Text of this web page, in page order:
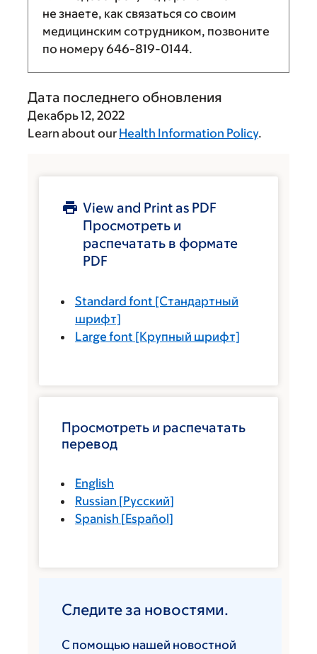
не знаете, как связаться со своим
медицинским сотрудником, позвоните
по номеру646-819-0144.
Дата последнего обновления
Декабрь 12, 2022
Learn about our Health Information Policy.
View and Print as PDF
Просмотреть и
распечатать в формате
PDF
Standard font [Стандартный
шрифт]
Large font [Крупный шрифт]
Просмотреть и распечатать
перевод
English
Russian [Русский]
Spanish [Español]
Следите за новостями.
С помощью нашей новостной